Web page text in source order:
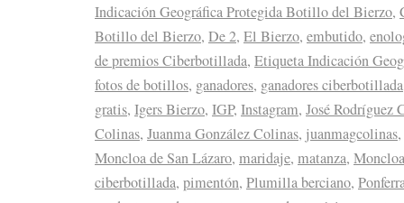
Indicación Geográfica Protegida Botillo del Bierzo,
Botillo del Bierzo, De 2, El Bierzo, embutido,
de premios Ciberbotillada, Etiqueta Indicación
fotos de botillos, ganadores, ganadores ciberbotillada
gratis, Igers Bierzo, IGP, Instagram, José Rodríguez
Colinas, Juanma González Colinas, juanmagcolinas,
Moncloa de San Lázaro, maridaje, matanza,
ciberbotillada, pimentón, Plumilla berciano,